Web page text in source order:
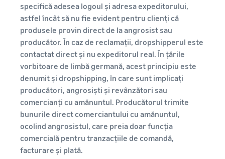
specifică adesea logoul și adresa expeditorului,
astfel încât să nu fie evident pentru clienți că
produsele provin direct de la angrosist sau
producător. În caz de reclamații, dropshipperul este
contactat direct și nu expeditorul real. În țările
vorbitoare de limbă germană, acest principiu este
denumit și dropshipping, în care sunt implicați
producători, angrosiști și revânzători sau
comercianți cu amănuntul. Producătorul trimite
bunurile direct comerciantului cu amănuntul,
ocolind angrosistul, care preia doar funcția
comercială pentru tranzacțiile de comandă,
facturare și plată.